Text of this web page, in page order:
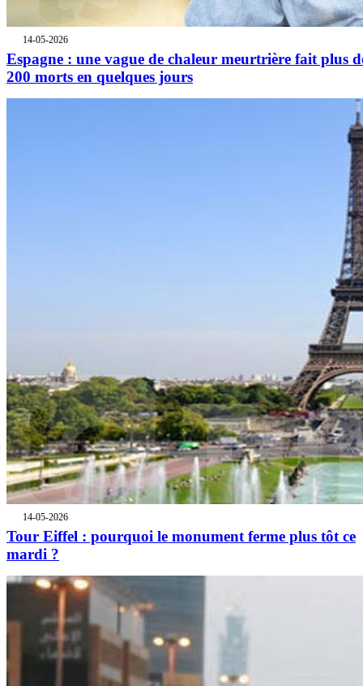
14-05-2026
Espagne : une vague de chaleur meurtrière fait plus
200 morts en quelques jours
14-05-2026
Tour Eiffel : pourquoi le monument ferme plus tôt ce
mardi ?